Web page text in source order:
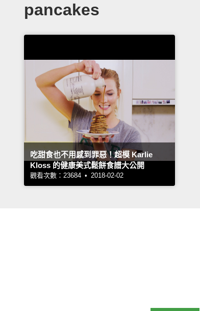
pancakes
吃甜食也不用感到罪惡！超模 Karlie
Kloss 的健康美式鬆餅食譜大公開
觀看次數：23684 • 2018-02-02